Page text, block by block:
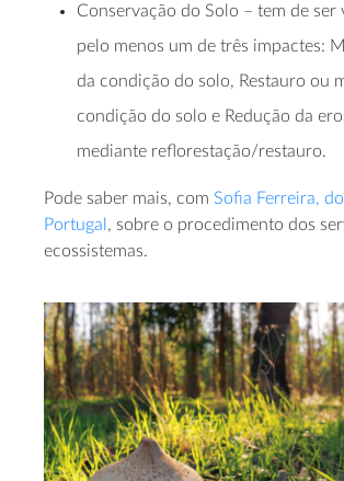
Conservação do Solo – tem de ser
pelo menos um de três impactes:
da condição do solo, Restauro ou
condição do solo e Redução da
mediante reflorestação/restauro.
Pode saber mais, com Sofia Ferreira,
Portugal, sobre o procedimento dos
ecossistemas.